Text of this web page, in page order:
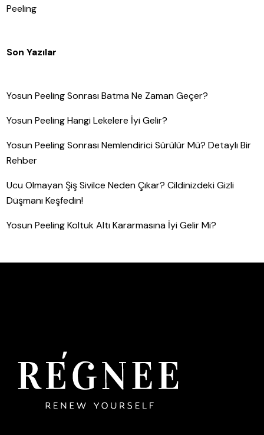
Peeling
Son Yazılar
Yosun Peeling Sonrası Batma Ne Zaman Geçer?
Yosun Peeling Hangi Lekelere İyi Gelir?
Yosun Peeling Sonrası Nemlendirici Sürülür Mü? Detaylı Bir
Rehber
Ucu Olmayan Şiş Sivilce Neden Çıkar? Cildinizdeki Gizli
Düşmanı Keşfedin!
Yosun Peeling Koltuk Altı Kararmasına İyi Gelir Mi?